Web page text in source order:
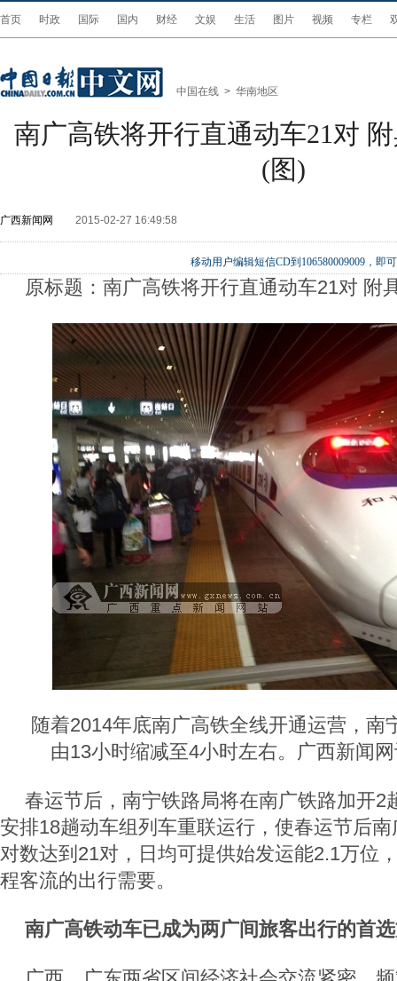
首页 时政 国际 国内 财经 文娱 生活 图片 视频 专栏
中国在线 > 华南地区
南广高铁将开行直通动车21对
(图)
广西新闻网 2015-02-27 16:49:58
移动用户编辑短信CD到106580009009，即
原标题：南广高铁将开行直通动车21对 附
随着2014年底南广高铁全线开通运营，南
由13小时缩减至4小时左右。广西新闻
春运节后，南宁铁路局将在南广铁路加开2
安排18趟动车组列车重联运行，使春运节后
对数达到21对，日均可提供始发运能2.1万位
程客流的出行需要。
南广高铁动车已成为两广间旅客出行的首